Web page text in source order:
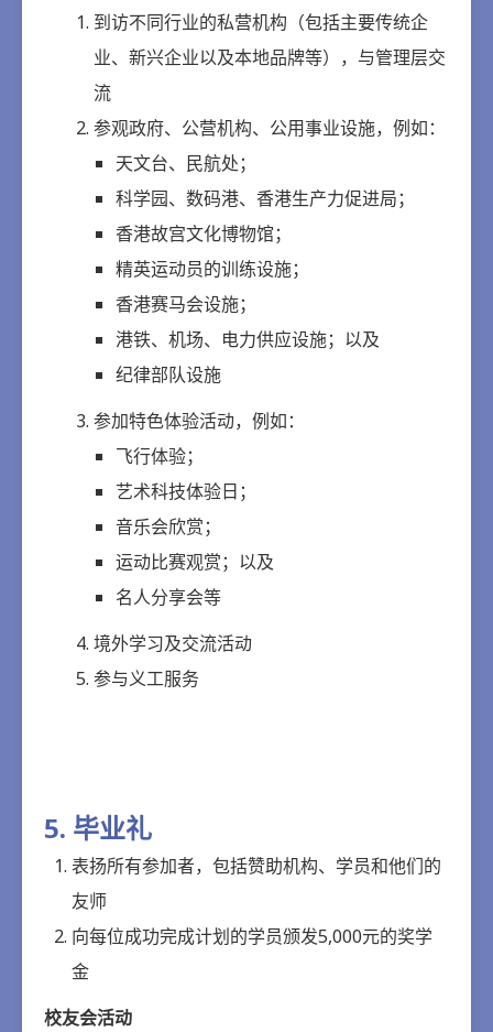
到访不同行业的私营机构（包括主要传统企
业、新兴企业以及本地品牌等），与管理层交
流
参观政府、公营机构、公用事业设施，例如：
天文台、民航处；
科学园、数码港、香港生产力促进局；
香港故宫文化博物馆；
精英运动员的训练设施；
香港赛马会设施；
港铁、机场、电力供应设施；以及
纪律部队设施
参加特色体验活动，例如：
飞行体验；
艺术科技体验日；
音乐会欣赏；
运动比赛观赏；以及
名人分享会等
境外学习及交流活动
参与义工服务
5. 毕业礼
表扬所有参加者，包括赞助机构、学员和他们的
友师
向每位成功完成计划的学员颁发5,000元的奖学
金
校友会活动